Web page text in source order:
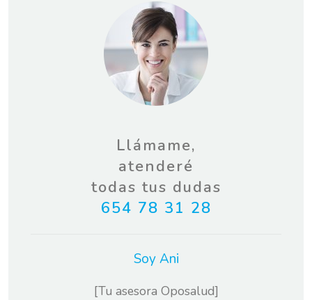
Llámame,
atenderé
todas tus dudas
654 78 31 28
Soy Ani
[Tu asesora Oposalud]